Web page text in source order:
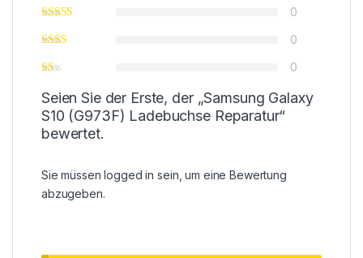
0
0
0
Seien Sie der Erste, der „Samsung Galaxy
S10 (G973F) Ladebuchse Reparatur“
bewertet.
Sie müssenlogged in sein, um eine Bewertung
abzugeben.